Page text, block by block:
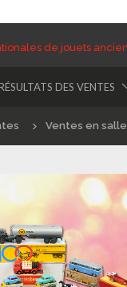
DES VENTES
Ventes en salle